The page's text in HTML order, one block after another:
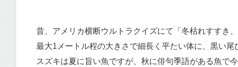
昔、アメリカ横断ウルトラクイズにて「冬枯れすすき
最大1メートル程の大きさで細長く平たい体に、黒い尾
スズキは夏に旨い魚ですが、秋に俳句季語がある魚で